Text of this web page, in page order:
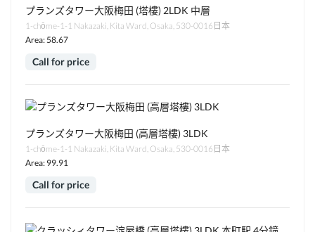
プランズタワー大阪梅田 (塔樓) 2LDK 中層
1-chōme-1-1 Nakazaki, Kita Ward, Osaka, 530-0016日本
Area: 58.67
Call for price
プランズタワー大阪梅田 (高層塔樓) 3LDK
1-chōme-1-1 Nakazaki, Kita Ward, Osaka, 530-0016日本
Area: 99.91
Call for price